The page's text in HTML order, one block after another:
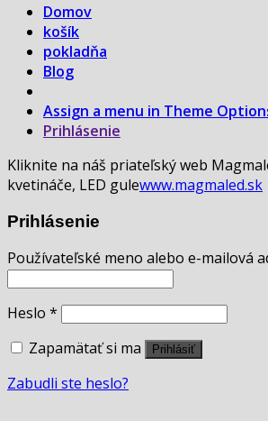
Domov
košík
pokladňa
Blog
Assign a menu in Theme
Prihlásenie
Kliknite na náš priateľský web
kvetináče, LED gulewww.magmaled.sk
Prihlásenie
Používateľské meno alebo e-mailová
Heslo *
Zapamätať si ma
Prihlásiť
Zabudli ste heslo?